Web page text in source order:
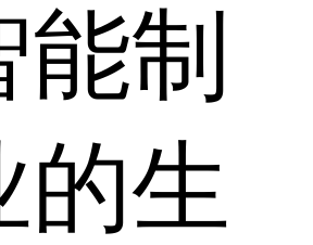
制
的生